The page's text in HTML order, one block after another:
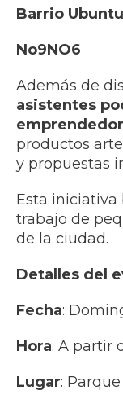
Barrio Ubuntu
No9NO6
Además de
asistentes
productos
y propuestas
Esta iniciativa
trabajo de
de la ciudad.
Detalles del
Fecha:
Hora: A partir
Lugar: